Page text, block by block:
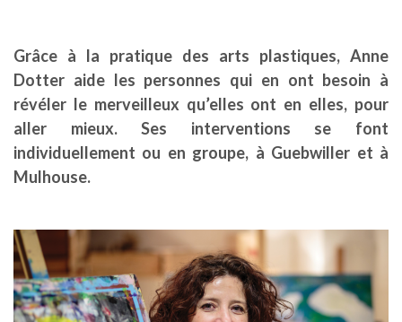
Grâce à la pratique des arts plastiques, Anne
Dotter aide les personnes qui en ont besoin à
révéler le merveilleux qu’elles ont en elles, pour
aller mieux. Ses interventions se font
individuellement ou en groupe, à Guebwiller et à
Mulhouse.